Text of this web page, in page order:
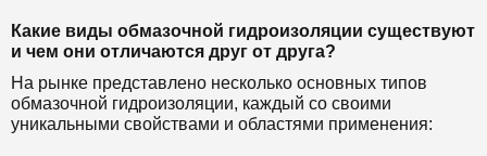
Какие виды обмазочной гидроизоляции существуют
и чем они отличаются друг от друга?
На рынке представлено несколько основных типов
обмазочной гидроизоляции, каждый со своими
уникальными свойствами и областями применения: